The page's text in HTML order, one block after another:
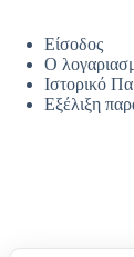
Είσοδος
Ο
Ιστορικό
Εξέλιξη